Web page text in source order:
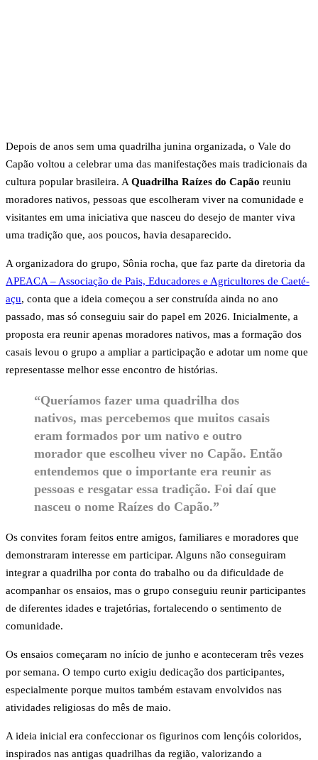
Depois de anos sem uma quadrilha junina organizada, o Vale do
Capão voltou a celebrar uma das manifestações mais tradicionais da
cultura popular brasileira. A Quadrilha Raízes do Capão reuniu
moradores nativos, pessoas que escolheram viver na comunidade e
visitantes em uma iniciativa que nasceu do desejo de manter viva
uma tradição que, aos poucos, havia desaparecido.
A organizadora do grupo, Sônia rocha, que faz parte da diretoria da
APEACA – Associação de Pais, Educadores e Agricultores de Caeté-
açu, conta que a ideia começou a ser construída ainda no ano
passado, mas só conseguiu sair do papel em 2026. Inicialmente, a
proposta era reunir apenas moradores nativos, mas a formação dos
casais levou o grupo a ampliar a participação e adotar um nome que
representasse melhor esse encontro de histórias.
“Queríamos fazer uma quadrilha dos
nativos, mas percebemos que muitos casais
eram formados por um nativo e outro
morador que escolheu viver no Capão. Então
entendemos que o importante era reunir as
pessoas e resgatar essa tradição. Foi daí que
nasceu o nome Raízes do Capão.”
Os convites foram feitos entre amigos, familiares e moradores que
demonstraram interesse em participar. Alguns não conseguiram
integrar a quadrilha por conta do trabalho ou da dificuldade de
acompanhar os ensaios, mas o grupo conseguiu reunir participantes
de diferentes idades e trajetórias, fortalecendo o sentimento de
comunidade.
Os ensaios começaram no início de junho e aconteceram três vezes
por semana. O tempo curto exigiu dedicação dos participantes,
especialmente porque muitos também estavam envolvidos nas
atividades religiosas do mês de maio.
A ideia inicial era confeccionar os figurinos com lençóis coloridos,
inspirados nas antigas quadrilhas da região, valorizando a